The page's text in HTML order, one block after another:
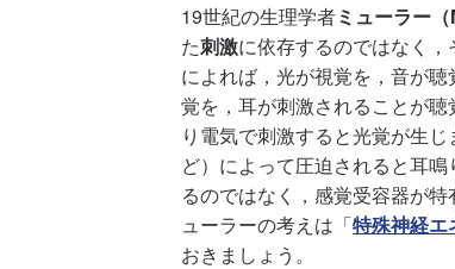
19世紀の生理学者ミューラー（
た刺激に依存するのではなく，
によれば，光が視覚を，音が
覚を，耳が刺激されることが
り電気で刺激すると光覚が生
ど）によって圧迫されると耳
るのではなく，感覚受容器が
ューラーの考えは「特殊神経エ
おきましょう。